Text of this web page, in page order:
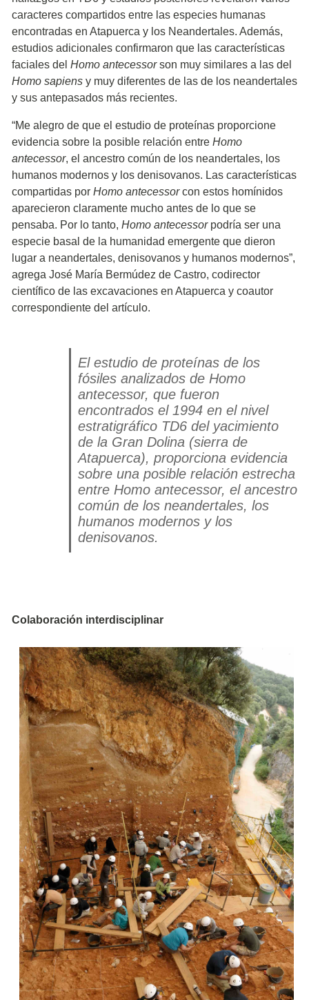
caracteres compartidos entre las especies humanas
encontradas en Atapuerca y los Neandertales. Además,
estudios adicionales confirmaron que las características
faciales del Homo antecessorson muy similares a las del
Homo sapiens y muy diferentes de las de los neandertales
y sus antepasados ​​más recientes.
“Me alegro de que el estudio de proteínas proporcione
evidencia sobre la posible relación entre Homo
antecessor, el ancestro común de los neandertales, los
humanos modernos y los denisovanos. Las características
compartidas por Homo antecessorcon estos homínidos
aparecieron claramente mucho antes de lo que se
pensaba. Por lo tanto, Homo antecessorpodría ser una
especie basal de la humanidad emergente que dieron
lugar a neandertales, denisovanos y humanos modernos”,
agrega José María Bermúdez de Castro, codirector
científico de las excavaciones en Atapuerca y coautor
correspondiente del artículo.
El estudio de proteínas de los
fósiles analizados de Homo
antecessor, que fueron
encontrados el 1994 en el nivel
estratigráfico TD6 del yacimiento
de la Gran Dolina (sierra de
Atapuerca), proporciona evidencia
sobre una posible relación estrecha
entre Homo antecessor, el ancestro
común de los neandertales, los
humanos modernos y los
denisovanos.
Colaboración interdisciplinar